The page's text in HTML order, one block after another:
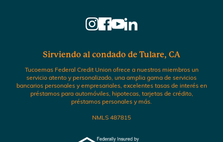
Sirviendo al condado de Tulare, CA
Tucoemas Federal Credit Union ofrece a nuestros miembros un
servicio atento y personalizado, una amplia gama de servicios
bancarios personales y empresariales, excelentes tasas de interés en
préstamos para automóviles, hipotecas, tarjetas de crédito,
préstamos personales y más.
NMLS 487815